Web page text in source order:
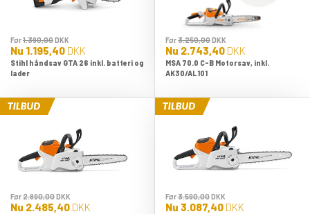
Før1.390,00DKK
Nu 1.195,40 DKK
Stihl håndsav GTA 26 inkl. batteri og
lader
Før3.250,00DKK
Nu 2.743,40 DKK
MSA 70.0 C-B Motorsav, inkl.
AK30/AL101
Før2.890,00DKK
Nu 2.485,40 DKK
Før3.590,00DKK
Nu 3.087,40 DKK